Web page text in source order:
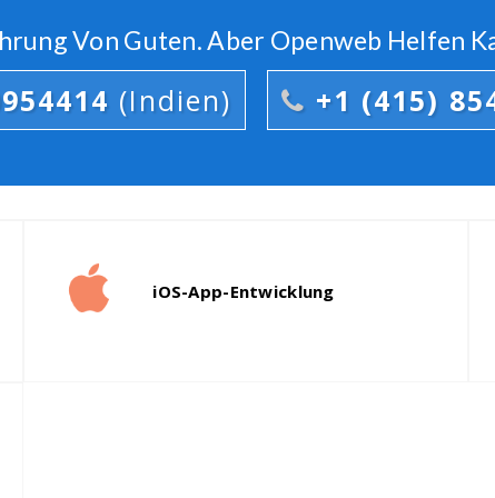
Von Guten. Aber Openweb Helfen
(Indien) +1 (415)
Unsere Entwickler entwickeln eine
Breite Palette von mobilen
Anwendungen, die kompatibel mit
iOS-App-Entwicklung